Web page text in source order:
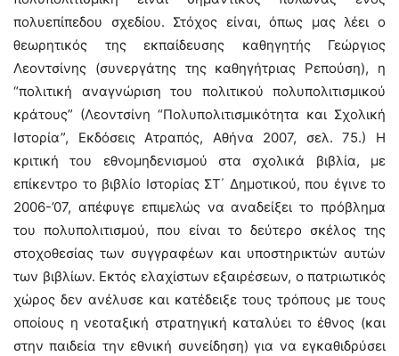
πολυεπίπεδου σχεδίου. Στόχος είναι, όπως μας λέει ο
θεωρητικός της εκπαίδευσης καθηγητής Γεώργιος
Λεοντσίνης (συνεργάτης της καθηγήτριας Ρεπούση), η
“πολιτική αναγνώριση του πολιτικού πολυπολιτισμικού
κράτους” (Λεοντσίνη “Πολυπολιτισμικότητα και Σχολική
Ιστορία”, Εκδόσεις Ατραπός, Αθήνα 2007, σελ. 75.) Η
κριτική του εθνομηδενισμού στα σχολικά βιβλία, με
επίκεντρο το βιβλίο Ιστορίας ΣΤ΄ Δημοτικού, που έγινε το
2006-’07, απέφυγε επιμελώς να αναδείξει το πρόβλημα
του πολυπολιτισμού, που είναι το δεύτερο σκέλος της
στοχοθεσίας των συγγραφέων και υποστηρικτών αυτών
των βιβλίων. Εκτός ελαχίστων εξαιρέσεων, ο πατριωτικός
χώρος δεν ανέλυσε και κατέδειξε τους τρόπους με τους
οποίους η νεοταξική στρατηγική καταλύει το έθνος (και
στην παιδεία την εθνική συνείδηση) για να εγκαθιδρύσει